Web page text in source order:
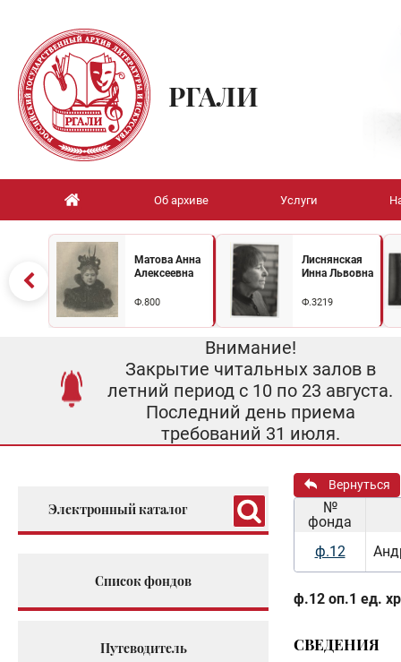
РГАЛИ
Об архиве Услуги
Матова Анна
Алексеевна
Ф.800
Лиснянская
Инна Львовна
Ф.3219
Внимание!
Закрытие читальных залов в
летний период с 10 по 23 августа.
Последний день приема
требований 31 июля.
Электронный каталог
Список фондов
Путеводитель
Вернуться
№
фонда
ф.12
ф.12 оп.1 ед.
СВЕДЕНИЯ